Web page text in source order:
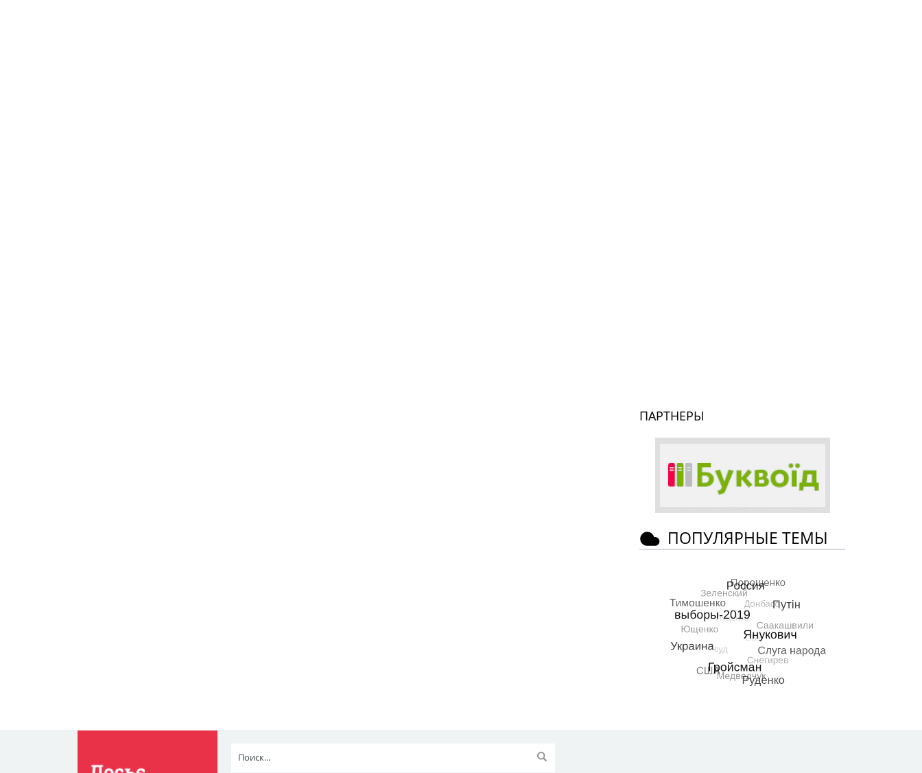
ПАРТНЕРЫ
ПОПУЛЯРНЫЕ ТЕМЫ